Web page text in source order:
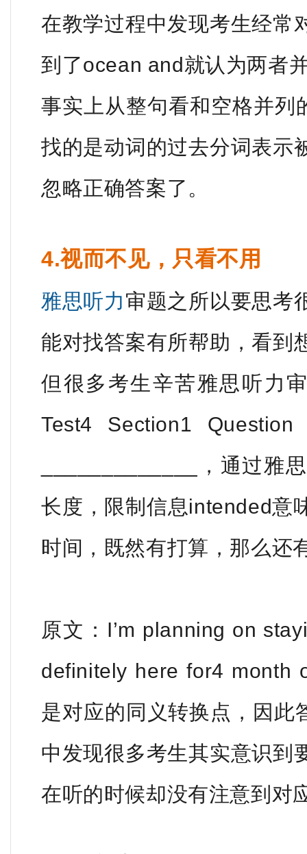
在教学过程中发现考生经常
到了ocean and就认为两者
事实上从整句看和空格并
找的是动词的过去分词表示
忽略正确答案了。
4.视而不见，只看不用
雅思听力审题之所以要思考
能对找答案有所帮助，看到
但很多考生辛苦雅思听力
Test4 Section1
_____________，通过雅
长度，限制信息intended意
时间，既然有打算，那么还
原文：I’m planning on
definitely here for4 month
是对应的同义转换点，因此
中发现很多考生其实意识到
在听的时候却没有注意到对